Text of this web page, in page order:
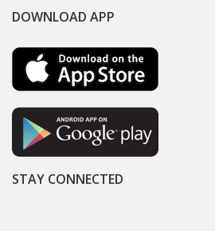
DOWNLOAD APP
STAY CONNECTED